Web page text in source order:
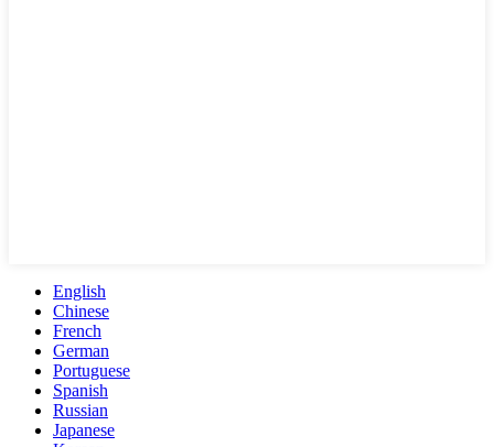
English
Chinese
French
German
Portuguese
Spanish
Russian
Japanese